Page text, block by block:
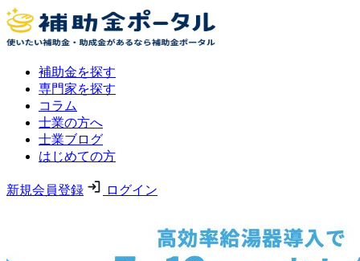
補助金を探す
専門家を探す
コラム
士業の方へ
士業ブログ
はじめての方
新規会員登録 ログイン